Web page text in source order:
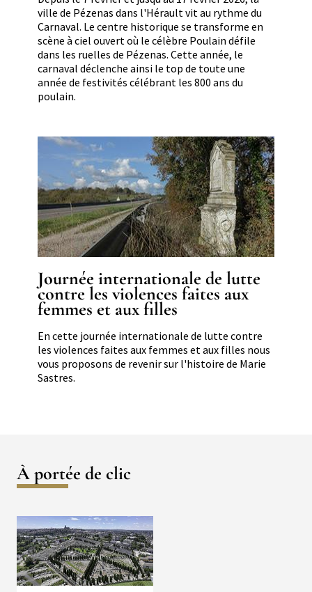
ville de Pézenas dans l'Hérault vit au rythme du
Carnaval. Le centre historique se transforme en
scène à ciel ouvert où le célèbre Poulain défile
dans les ruelles de Pézenas. Cette année, le
carnaval déclenche ainsi le top de toute une
année de festivités célébrant les 800 ans du
poulain.
Image
Journée internationale de lutte
contre les violences faites aux
femmes et aux filles
Résumé
En cette journée internationale de lutte contre
les violences faites aux femmes et aux filles nous
vous proposons de revenir sur l'histoire de Marie
Sastres.
À portée de clic
Image